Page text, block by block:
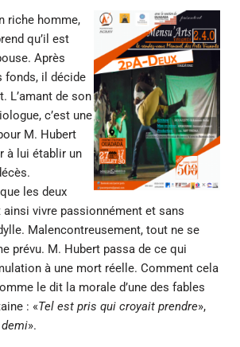
riche homme,
qu’il est
Après
fonds, il décide
L’amant de son
c’est une
M. Hubert
à lui établir un
les deux
vivre passionnément et sans
Malencontreusement, tout ne se
prévu. M. Hubert passa de ce qui
à une mort réelle. Comment cela
le dit la morale d’une des fables
: «Tel est pris qui croyait prendre»,
».